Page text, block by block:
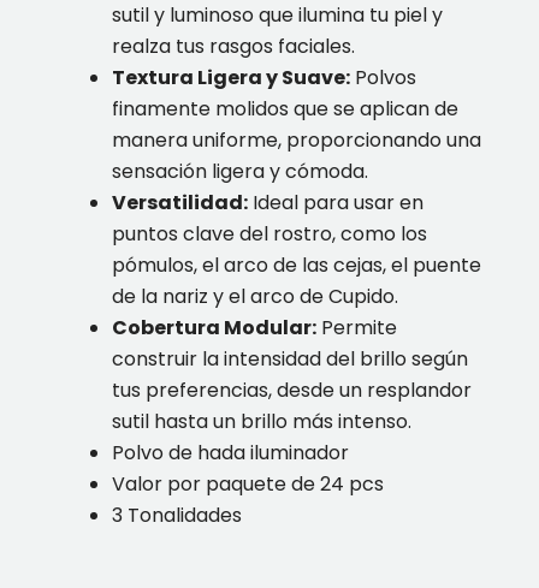
sutil y luminoso que ilumina tu piel y
realza tus rasgos faciales.
Textura Ligera y Suave: Polvos
finamente molidos que se aplican de
manera uniforme, proporcionando una
sensación ligera y cómoda.
Versatilidad: Ideal para usar en
puntos clave del rostro, como los
pómulos, el arco de las cejas, el puente
de la nariz y el arco de Cupido.
Cobertura Modular: Permite
construir la intensidad del brillo según
tus preferencias, desde un resplandor
sutil hasta un brillo más intenso.
Polvo de hada iluminador
Valor por paquete de 24 pcs
3 Tonalidades